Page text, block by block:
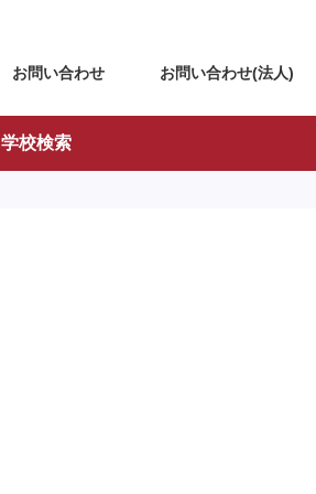
お問い合わせ お問い合わせ(法人)
学校検索